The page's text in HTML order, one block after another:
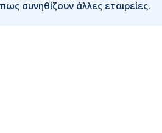
συνηθίζουν άλλες εταιρείες.